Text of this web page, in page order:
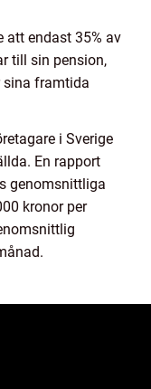
att endast 35% av
till sin pension,
sina framtida
i Sverige
En rapport
genomsnittliga
kronor per